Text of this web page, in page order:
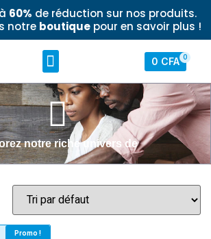
60% de réduction sur nos produits.
notre boutiquepour en savoir plus !
0 CFA 0
notre riche univers de
Promo !